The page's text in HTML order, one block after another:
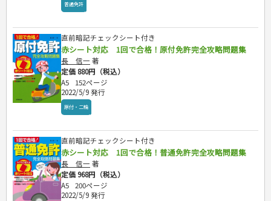
普通免許
直前暗記チェックシート付き
赤シート対応 1回で合格！原付免許完全攻略問題集
長 信一 著
定価 880円（税込）
A5
152ページ
2022/5/9 発行
原付・二輪
直前暗記チェックシート付き
赤シート対応 1回で合格！普通免許完全攻略問題集
長 信一 著
定価 968円（税込）
A5
200ページ
2022/5/9 発行